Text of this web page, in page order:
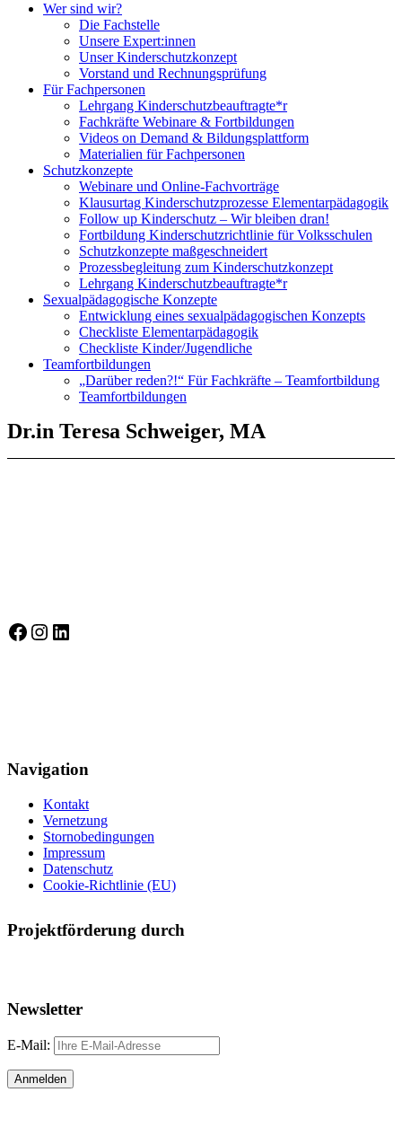
Wer sind wir?
Die Fachstelle
Unsere Expert:innen
Unser Kinderschutzkonzept
Vorstand und Rechnungsprüfung
Für Fachpersonen
Lehrgang Kinderschutzbeauftragte*r
Fachkräfte Webinare & Fortbildungen
Videos on Demand & Bildungsplattform
Materialien für Fachpersonen
Schutzkonzepte
Webinare und Online-Fachvorträge
Klausurtag Kinderschutzprozesse Elementarpädagogik
Follow up Kinderschutz – Wir bleiben dran!
Fortbildung Kinderschutzrichtlinie für Volksschulen
Schutzkonzepte maßgeschneidert
Prozessbegleitung zum Kinderschutzkonzept
Lehrgang Kinderschutzbeauftragte*r
Sexualpädagogische Konzepte
Entwicklung eines sexualpädagogischen Konzepts
Checkliste Elementarpädagogik
Checkliste Kinder/Jugendliche
Teamfortbildungen
„Darüber reden?!“ Für Fachkräfte – Teamfortbildung
Teamfortbildungen
Dr.in Teresa Schweiger, MA
Selbstbewusst auf Facebook
Instagram
LinkedIn
Navigation
Kontakt
Vernetzung
Stornobedingungen
Impressum
Datenschutz
Cookie-Richtlinie (EU)
Projektförderung durch
Newsletter
E-Mail: